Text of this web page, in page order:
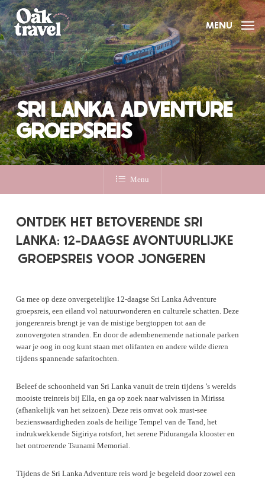
Skip
to
main
content
MENU
SRI LANKA ADVENTURE
GROEPSREIS
Menu
ONTDEK HET BETOVERENDE SRI
LANKA: 12-DAAGSE AVONTUURLIJKE
GROEPSREIS VOOR JONGEREN
Ga mee op deze onvergetelijke 12-daagse Sri Lanka Adventure
groepsreis, een eiland vol natuurwonderen en culturele schatten. Deze
jongerenreis brengt je van de mistige bergtoppen tot aan de
zonovergoten stranden. En door de adembenemende nationale parken
waar je oog in oog kunt staan met olifanten en andere wilde dieren
tijdens spannende safaritochten.
Beleef de schoonheid van Sri Lanka vanuit de trein tijdens ’s werelds
mooiste treinreis bij Ella, en ga op zoek naar walvissen in Mirissa
(afhankelijk van het seizoen). Deze reis omvat ook must-see
bezienswaardigheden zoals de heilige Tempel van de Tand, het
indrukwekkende Sigiriya rotsfort, het serene Pidurangala klooster en
het ontroerende Tsunami Memorial.
Tijdens de Sri Lanka Adventure reis word je begeleid door zowel een